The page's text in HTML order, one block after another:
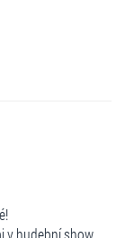
v hudební show